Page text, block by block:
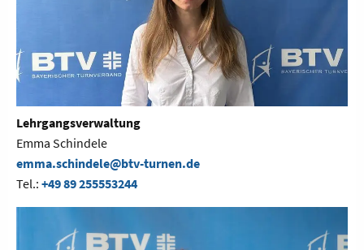
Lehrgangsverwaltung
Emma Schindele
emma.schindele@btv-turnen.de
Tel.: +49 89 255553244